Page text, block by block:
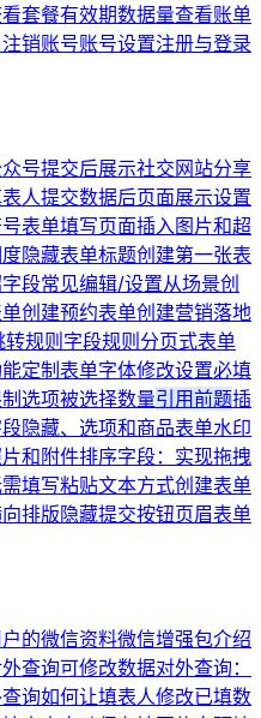
套餐有效期数据量查看账单
注销账号账号设置注册与登录
号提交后展示社交网站分享
人提交数据后页面展示设置
表单填写页面插入图片和超
隐藏表单标题创建第一张表
字段常见编辑/设置从场景创
创建预约表单创建营销落地
转规则字段规则分页式表单
定制表单字体修改设置必填
选项被选择数量引用前题插
隐藏、选项和商品表单水印
和附件排序字段：实现拖拽
填写粘贴文本方式创建表单
排版隐藏提交按钮页眉表单
的微信资料微信增强包介绍
查询可修改数据对外查询：
询如何让填表人修改已填数